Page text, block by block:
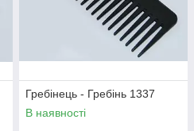
Гребінець - Гребінь 1337
В наявності